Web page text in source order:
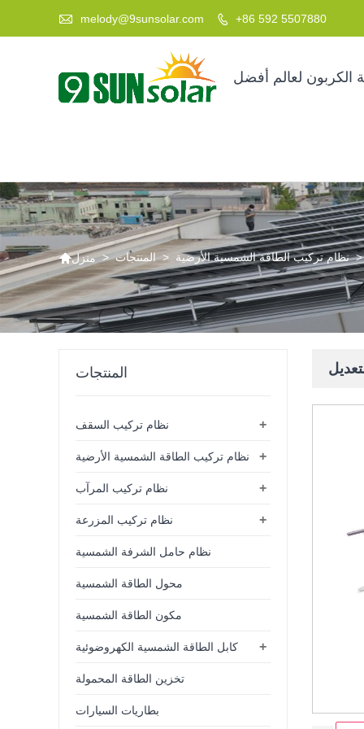
 melody@9sunsolar.com  +86 592 5507880
الكربون لعالم أفضل
منزل > المنتجات > نظام تركيب الطاقة الشمسية الأرضية >
المنتجات
+ نظام تركيب السقف
+ نظام تركيب الطاقة الشمسية الأرضية
+ نظام تركيب المرآب
+ نظام تركيب المزرعة
نظام حامل الشرفة الشمسية
محول الطاقة الشمسية
مكون الطاقة الشمسية
+ كابل الطاقة الشمسية الكهروضوئية
تخزين الطاقة المحمولة
بطاريات السيارات